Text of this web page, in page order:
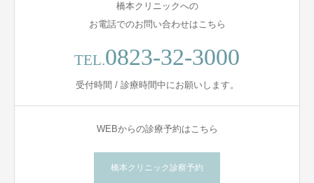
橋本クリニックへの
お電話でのお問い合わせはこちら
TEL.0823-32-3000
受付時間 / 診療時間中にお願いします。
WEBからの診療予約はこちら
橋本クリニック診察予約